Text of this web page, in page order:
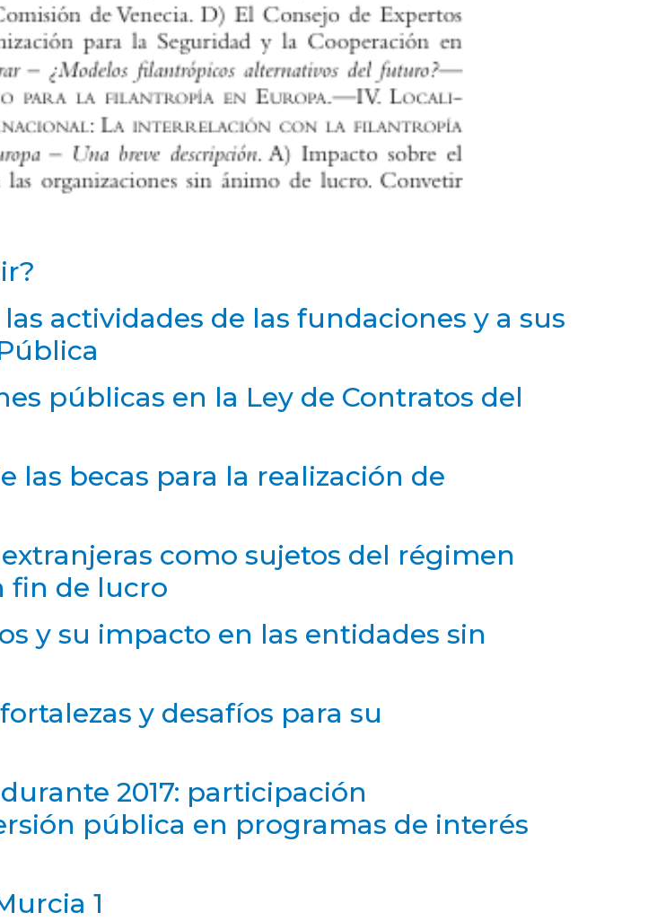
actividades de las fundaciones y a sus
públicas en la Ley de Contratos del
las becas para la realización de
como sujetos del régimen
fin de lucro
y su impacto en las entidades sin
y desafíos para su
2017: participación
pública en programas de interés
1